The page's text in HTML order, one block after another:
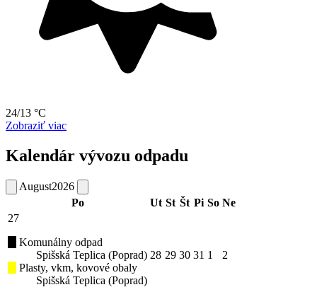
24/13 °C
Zobraziť viac
Kalendár vývozu odpadu
August2026
Po
Ut St Št Pi So Ne
27
Komunálny odpad
Spišská Teplica (Poprad)
Plasty, vkm, kovové obaly
Spišská Teplica (Poprad)
28 29 30 31 1 2